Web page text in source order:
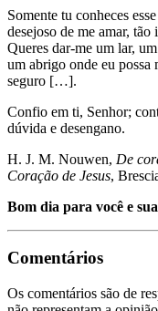
Somente tu conheces
desejoso de me amar,
Queres dar-me um lar,
um abrigo onde eu possa
seguro […].
Confio em ti, Senhor;
dúvida e desengano.
H. J. M. Nouwen, De
Coração de Jesus,
Bom dia para você e
Comentários
Os comentários são de